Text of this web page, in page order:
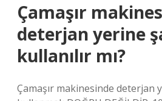
Çamaşır
deterjan yerine
kullanılır mı?
Çamaşır makinesinde deterjan